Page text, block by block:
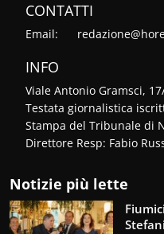
CONTATTI
Email:
INFO
Viale Antonio Gramsci,
Testata giornalistica
Stampa del Tribunale di
Direttore Resp: Fabio
Notizie più lette